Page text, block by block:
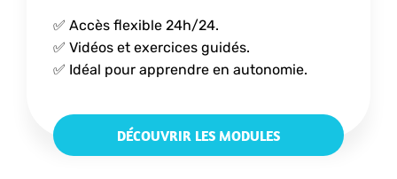
✅ Accès flexible 24h/24.
✅ Vidéos et exercices guidés.
✅ Idéal pour apprendre en autonomie.
DÉCOUVRIR LES MODULES